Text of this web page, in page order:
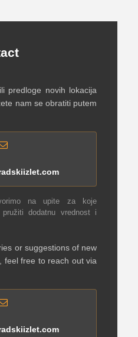
predloge novih lokacija
nam se obratiti putem
na upite za koje
dodatnu vrednost i
or suggestions of new
feel free to reach out via